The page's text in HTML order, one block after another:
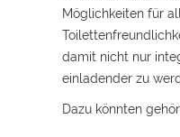
Möglichkeiten für
damit nicht nur
einladender zu
Dazu könnten